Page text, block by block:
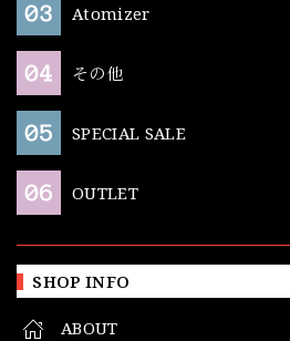
Atomizer
その他
SPECIAL SALE
OUTLET
SHOP INFO
ABOUT